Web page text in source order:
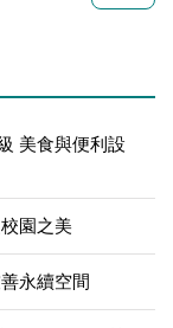
美食與便利設
園之美
永續空間